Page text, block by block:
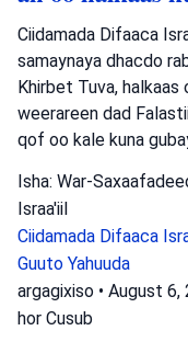
Ciidamada Difaaca
samaynaya dhacdo
Khirbet Tuva, halkaas
weerareen dad
qof oo kale kuna
Isha: War-
Israa'iil
Ciidamada Difaaca
Guuto Yahuuda
argagixiso • August 6,
hor Cusub